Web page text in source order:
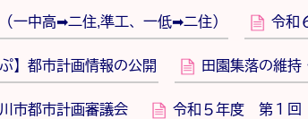
一中高➡二住,準工、一低➡二住） 令和
】都市計画情報の公開 田園集落の維持
都市計画審議会 令和５年度 第１回